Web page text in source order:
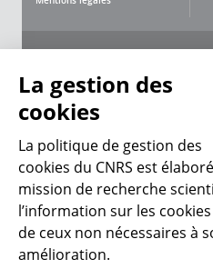
CNRS
La gestion des
cookies
La politique de gestion des
cookies du CNRS est
mission de recherche
l’information sur les
de ceux non nécessaires à
amélioration.